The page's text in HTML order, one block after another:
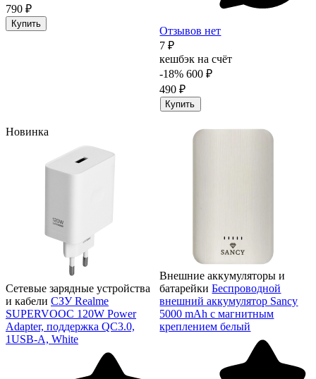
790 ₽
Купить
Отзывов нет
7 ₽
кешбэк на счёт
-18% 600 ₽
490 ₽
Купить
Новинка
Сетевые зарядные устройства
и кабели СЗУ Realme
SUPERVOOC 120W Power
Adapter, поддержка QC3.0,
1USB-A, White
Внешние аккумуляторы и
батарейки Беспроводной
внешний аккумулятор Sancy
5000 mAh с магнитным
креплением белый